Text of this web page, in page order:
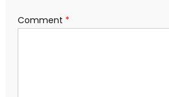
Comment *